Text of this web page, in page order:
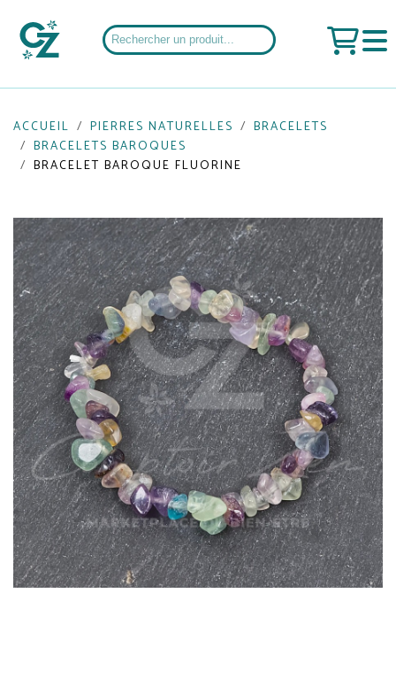
ACCUEIL PIERRES NATURELLES
BRACELETS
BRACELETS BAROQUES
BRACELET BAROQUE FLUORINE